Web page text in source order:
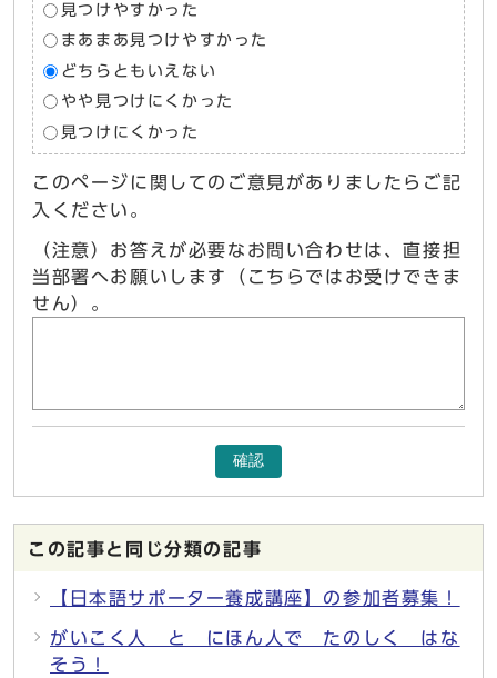
見つけやすかった
まあまあ見つけやすかった
どちらともいえない
やや見つけにくかった
見つけにくかった
このページに関してのご意見がありましたらご記
入ください。
（注意）お答えが必要なお問い合わせは、直接担
当部署へお願いします（こちらではお受けできま
せん）。
確認
この記事と同じ分類の記事
【日本語サポーター養成講座】の参加者募集！
がいこく人 と にほん人で たのしく はな
そう！